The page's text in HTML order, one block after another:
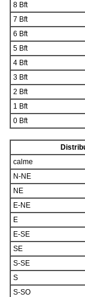
8 Bft
7 Bft
6 Bft
5 Bft
4 Bft
3 Bft
2 Bft
1 Bft
0 Bft
calme
N-NE
NE
E-NE
E
E-SE
SE
S-SE
S
S-SO